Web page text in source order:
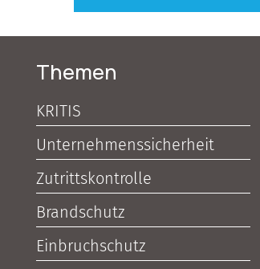
Themen
KRITIS
Unternehmenssicherheit
Zutrittskontrolle
Brandschutz
Einbruchschutz